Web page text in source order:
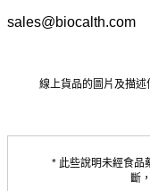
sales@biocalth.com
線上貨品的圖片及描述
* 此些說明未經食品
斷